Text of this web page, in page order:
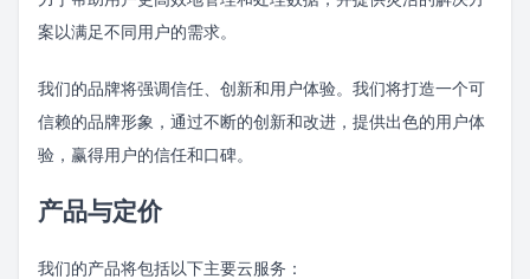
案以满足不同用户的需求。
我们的品牌将强调信任、创新和用户体验。我们将打造一个可
信赖的品牌形象，通过不断的创新和改进，提供出色的用户体
验，赢得用户的信任和口碑。
产品与定价
我们的产品将包括以下主要云服务：